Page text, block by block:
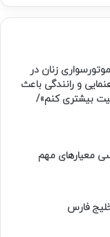
زنان در
و رانندگی باعث
بیشتری کنم»/
معیارهای مهم
فارس